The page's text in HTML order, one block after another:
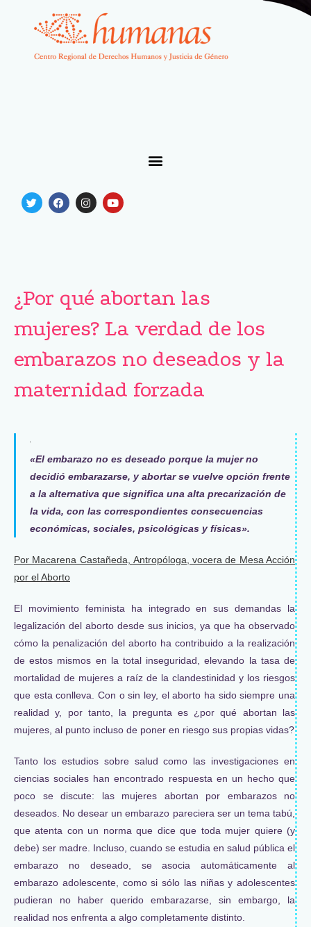
¿Por qué abortan las
mujeres? La verdad de los
embarazos no deseados y la
maternidad forzada
«El embarazo no es deseado porque la mujer no
decidió embarazarse, y abortar se vuelve opción frente
a la alternativa que significa una alta precarización de
la vida, con las correspondientes consecuencias
económicas, sociales, psicológicas y físicas».
Por Macarena Castañeda, Antropóloga, vocera de Mesa Acción
por el Aborto
El movimiento feminista ha integrado en sus demandas la
legalización del aborto desde sus inicios, ya que ha observado
cómo la penalización del aborto ha contribuido a la realización
de estos mismos en la total inseguridad, elevando la tasa de
mortalidad de mujeres a raíz de la clandestinidad y los riesgos
que esta conlleva. Con o sin ley, el aborto ha sido siempre una
realidad y, por tanto, la pregunta es ¿por qué abortan las
mujeres, al punto incluso de poner en riesgo sus propias vidas?
Tanto los estudios sobre salud como las investigaciones en
ciencias sociales han encontrado respuesta en un hecho que
poco se discute: las mujeres abortan por embarazos no
deseados. No desear un embarazo pareciera ser un tema tabú,
que atenta con un norma que dice que toda mujer quiere (y
debe) ser madre. Incluso, cuando se estudia en salud pública el
embarazo no deseado, se asocia automáticamente al
embarazo adolescente, como si sólo las niñas y adolescentes
pudieran no haber querido embarazarse, sin embargo, la
realidad nos enfrenta a algo completamente distinto.